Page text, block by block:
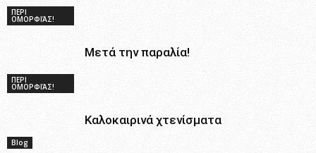
ΠΕΡΙ
ΟΜΟΡΦΙΆΣ!
ΠΕΡΙ
ΟΜΟΡΦΙΆΣ!
Μετά την παραλία!
Blog
Καλοκαιρινά χτενίσματα